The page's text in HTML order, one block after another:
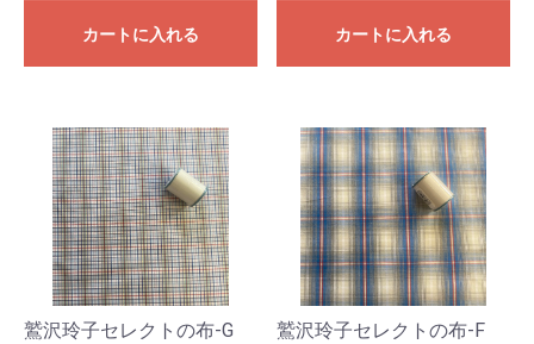
カートに入れる カートに入れる
鷲沢玲子セレクトの布-G
鷲沢玲子セレクトの布-F